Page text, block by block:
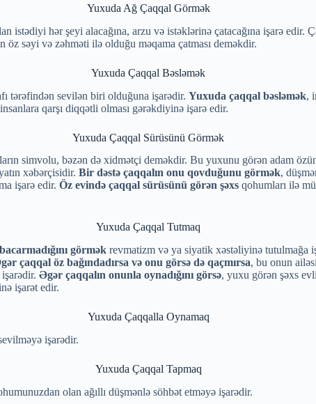
Yuxuda Ağ Çaqqal Görmək
istədiyi hər şeyi alacağına, arzu və istəklərinə çatacağına işarə
səyi və zəhməti ilə olduğu məqama çatması deməkdir.
Yuxuda Çaqqal Bəsləmək
tərəfindən sevilən biri olduğuna işarədir. Yuxuda çaqqal bəsləmək,
qarşı diqqətli olması gərəkdiyinə işarə edir.
Yuxuda Çaqqal Sürüsünü Görmək
simvolu, bəzən də xidmətçi deməkdir. Bu yuxunu görən adam
xəbərçisidir. Bir dəstə çaqqalın onu qovduğunu görmək,
işarə edir. Öz evində çaqqal sürüsünü görən şəxs qohumları ilə
Yuxuda Çaqqal Tutmaq
görmək revmatizm və ya siyatik xəstəliyinə tutulmağa
çaqqal öz bağındadırsa və onu görsə də qaçmırsa, bu onun
Əgər çaqqalın onunla oynadığını görsə, yuxu görən şəxs
işarət edir.
Yuxuda Çaqqalla Oynamaq
işarədir.
Yuxuda Çaqqal Tapmaq
olan ağıllı düşmənlə söhbət etməyə işarədir.